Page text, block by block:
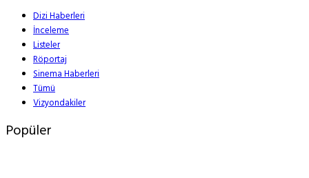
Dizi Haberleri
İnceleme
Listeler
Röportaj
Sinema Haberleri
Tümü
Vizyondakiler
Popüler